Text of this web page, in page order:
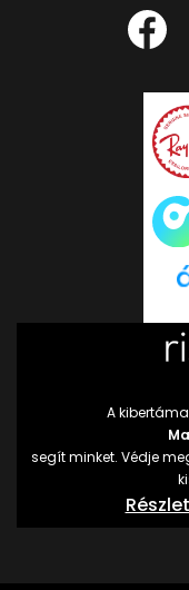
A
segít minket. Védje